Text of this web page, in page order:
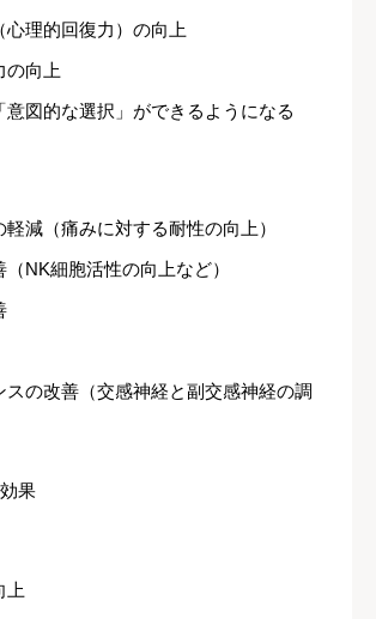
心理的回復力）の向上
の向上
意図的な選択」ができるようになる
減（痛みに対する耐性の向上）
NK細胞活性の向上など）
スの改善（交感神経と副交感神経の調
果
上